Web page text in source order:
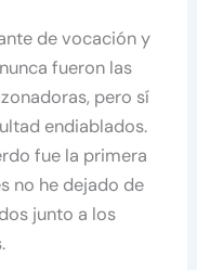
de vocación y
fueron las
pero sí
endiablados.
fue la primera
no he dejado de
junto a los